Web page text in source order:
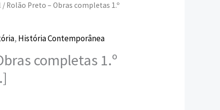
/ Rolão Preto – Obras completas 1.º
, História Contemporânea
completas 1.º
€.